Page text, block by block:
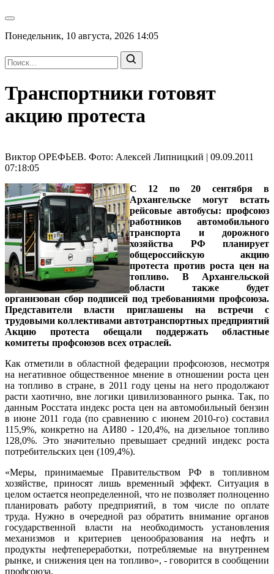
Понедельник, 10 августа, 2026 14:05
Транспортники готовят
акцию протеста
Виктор ОРЕФЬЕВ. Фото: Алексей Липницкий | 09.09.2011
07:18:05
С 12 по 20 сентября в
Архангельске могут встать
рейсовые автобусы: профсоюз
работников автомобильного
транспорта и дорожного
хозяйства РФ планирует
общероссийскую акцию
протеста против роста цен на
топливо. В Архангельской
области также будет
организован сбор подписей под требованиями профсоюза.
Представители власти приглашены на встречи с
трудовыми коллективами автотранспортных предприятий
Акцию протеста обещали поддержать областные
комитеты профсоюзов всех отраслей.
Как отметили в областной федерации профсоюзов, несмотря
на негативное общественное мнение в отношении роста цен
на топливо в стране, в 2011 году цены на него продолжают
расти хаотично, вне логики цивилизованного рынка. Так, по
данным Росстата индекс роста цен на автомобильный бензин
в июне 2011 года (по сравнению с июнем 2010-го) составил
115,9%, конкретно на АИ80 - 120,4%, на дизельное топливо
128,0%. Это значительно превышает средний индекс роста
потребительских цен (109,4%).
«Меры, принимаемые Правительством РФ в топливном
хозяйстве, приносят лишь временный эффект. Ситуация в
целом остается неопределенной, что не позволяет полноценно
планировать работу предприятий, в том числе по оплате
труда. Нужно в очередной раз обратить внимание органов
государственной власти на необходимость установления
механизмов и критериев ценообразования на нефть и
продукты нефтепереработки, потребляемые на внутреннем
рынке, и снижения цен на топливо», - говорится в сообщении
профсоюза.